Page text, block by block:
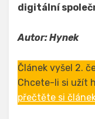
digitální
Autor:Hynek
Článek vyšel 2.
Chcete-li si užít
přečtěte si